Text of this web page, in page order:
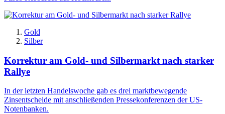
Gold
Silber
Korrektur am Gold- und Silbermarkt nach starker
Rallye
In der letzten Handelswoche gab es drei marktbewegende
Zinsentscheide mit anschließenden Pressekonferenzen der US-
Notenbanken.